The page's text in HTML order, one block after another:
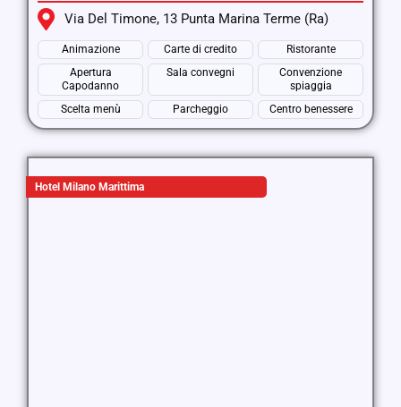
Via Del Timone, 13 Punta Marina Terme (Ra)
Animazione Carte di credito
Ristorante
Apertura
Capodanno
Sala convegni
Convenzione
spiaggia
Scelta menù
Parcheggio Centro benessere
Hotel Milano Marittima